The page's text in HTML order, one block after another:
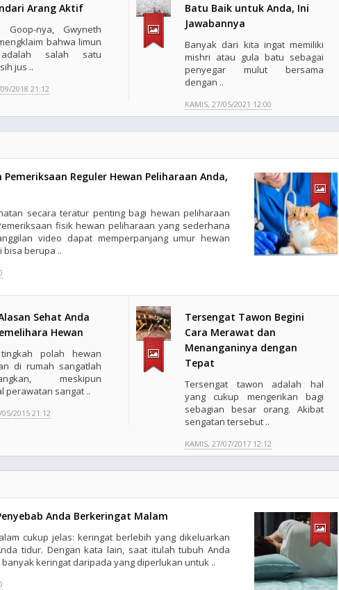
Arang Aktif
nya, Gwyneth
bahwa limun
salah satu
jus ..
2018 21:12
Batu Baik untuk Anda, Ini
Jawabannya
Banyak dari kita ingat memiliki
mishri atau gula batu sebagai
penyegar mulut bersama
dengan ..
KAMIS, 27/05/2021 12:00
Pemeriksaan Reguler Hewan Peliharaan Anda,
secara teratur penting bagi hewan peliharaan
fisik hewan peliharaan yang sederhana
video dapat memperpanjang umur hewan
bisa berupa ..
Sehat Anda
Hewan
polah hewan
di rumah sangatlah
meskipun
perawatan sangat ..
05/2015 21:12
Tersengat Tawon Begini
Cara Merawat dan
Menanganinya dengan
Tepat
Tersengat tawon adalah hal
yang cukup mengerikan bagi
sebagian besar orang. Akibat
sengatan tersebut ..
KAMIS, 27/07/2017 12:12
Anda Berkeringat Malam
cukup jelas: keringat berlebih yang dikeluarkan
tidur. Dengan kata lain, saat itulah tubuh Anda
keringat daripada yang diperlukan untuk ..